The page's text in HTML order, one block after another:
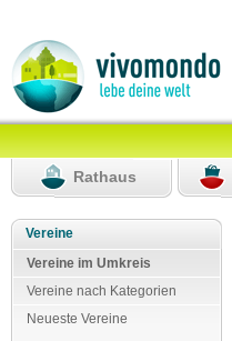
Rathaus
Vereine
Vereine im Umkreis
Vereine nach Kategorien
Neueste Vereine